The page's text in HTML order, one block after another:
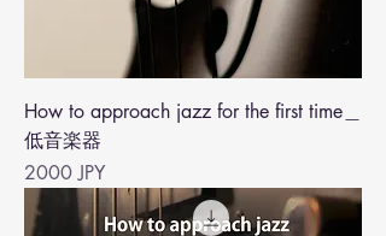
How to approach jazz for the first time＿
低音楽器
Precio
2000 JPY